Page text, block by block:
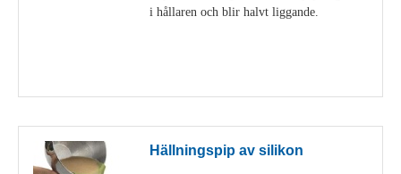
i hållaren och blir halvt liggande.
Hällningspip av silikon